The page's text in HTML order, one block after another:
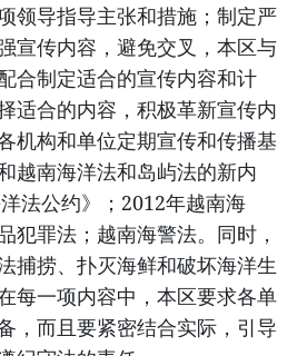
领导指导主张和措施；制定严
宣传内容，避免交叉，本区与
合制定适合的宣传内容和计
适合的内容，积极革新宣传内
机构和单位定期宣传和传播基
越南海洋法和岛屿法的新内
法公约》；2012年越南海
犯罪法；越南海警法。同时，
捕捞、扑灭海鲜和破坏海洋生
每一项内容中，本区要求各单
，而且要紧密结合实际，引导